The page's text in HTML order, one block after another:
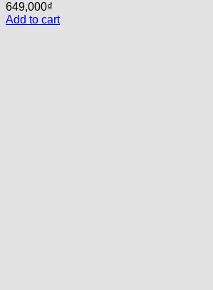
649,000₫
Add to cart